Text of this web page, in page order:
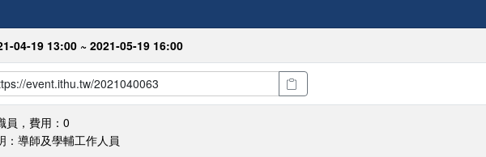
04-19 13:00 ~ 2021-05-19 16:00
員，費用：0
：導師及學輔工作人員